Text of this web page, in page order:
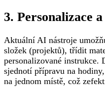
3. Personalizace
Aktuální AI nástroje
složek (projektů), třídit
personalizované instrukce.
sjednotí přípravu na
na jednom místě, což